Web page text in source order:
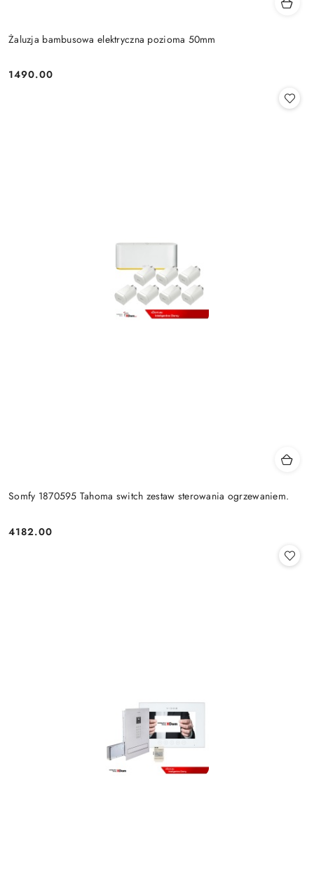
Żaluzja bambusowa elektryczna pozioma 50mm
Cena:
1490.00
Somfy 1870595 Tahoma switch zestaw sterowania ogrzewaniem.
Cena:
4182.00